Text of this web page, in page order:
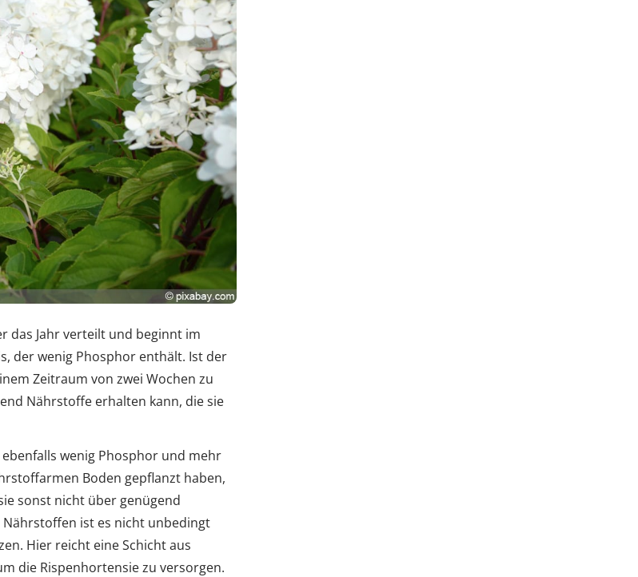
das Jahr verteilt und beginnt im
der wenig Phosphor enthält. Ist der
Zeitraum von zwei Wochen zu
Nährstoffe erhalten kann, die sie
wenig Phosphor und mehr
Boden gepflanzt haben,
sonst nicht über genügend
ist es nicht unbedingt
Hier reicht eine Schicht aus
die Rispenhortensie zu versorgen.